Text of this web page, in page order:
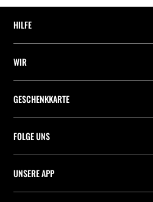
HILFE
Wo befindet sich deine Bestellung gerade?
Packstation-Finder
Präferenz-Cookies
WIR
Unternehmen
Company Profile
GESCHENKKARTE
Kauf einer Geschenkkarte
FOLGE UNS
UNSERE APP